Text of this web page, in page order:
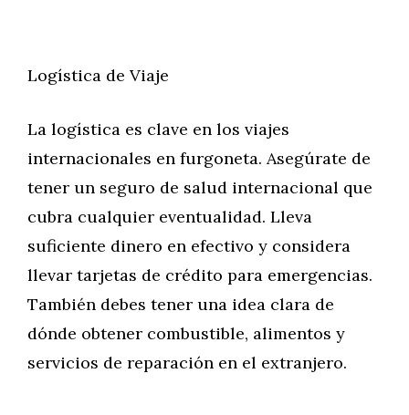
Logística de Viaje
La logística es clave en los viajes
internacionales en furgoneta. Asegúrate de
tener un seguro de salud internacional que
cubra cualquier eventualidad. Lleva
suficiente dinero en efectivo y considera
llevar tarjetas de crédito para emergencias.
También debes tener una idea clara de
dónde obtener combustible, alimentos y
servicios de reparación en el extranjero.